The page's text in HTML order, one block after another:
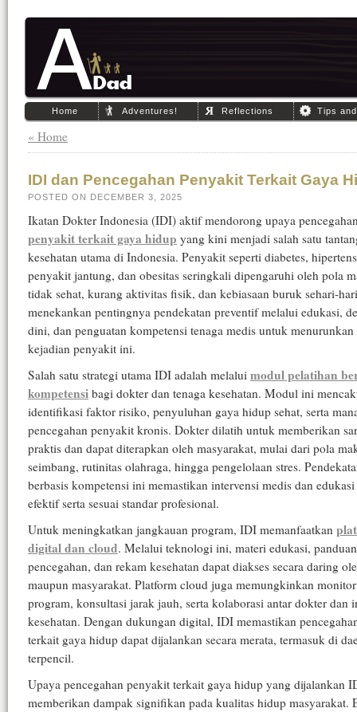
Home Adventures! Reflections Tips
« Home
IDI dan Pencegahan Penyakit Terkait Gaya
POSTED ON DECEMBER 3, 2025
Ikatan Dokter Indonesia (IDI) aktif mendorong upaya
penyakit terkait gaya hidup yang kini menjadi salah satu
kesehatan utama di Indonesia. Penyakit seperti diabetes,
penyakit jantung, dan obesitas seringkali dipengaruhi oleh pola
tidak sehat, kurang aktivitas fisik, dan kebiasaan buruk sehari-
menekankan pentingnya pendekatan preventif melalui edukasi,
dini, dan penguatan kompetensi tenaga medis untuk menurunkan
kejadian penyakit ini.
Salah satu strategi utama IDI adalah melalui modul pelatihan
kompetensi bagi dokter dan tenaga kesehatan. Modul ini
identifikasi faktor risiko, penyuluhan gaya hidup sehat, serta
pencegahan penyakit kronis. Dokter dilatih untuk memberikan
praktis dan dapat diterapkan oleh masyarakat, mulai dari pola
seimbang, rutinitas olahraga, hingga pengelolaan stres.
berbasis kompetensi ini memastikan intervensi medis dan
efektif serta sesuai standar profesional.
Untuk meningkatkan jangkauan program, IDI memanfaatkan
digital dan cloud. Melalui teknologi ini, materi edukasi, panduan
pencegahan, dan rekam kesehatan dapat diakses secara daring
maupun masyarakat. Platform cloud juga memungkinkan
program, konsultasi jarak jauh, serta kolaborasi antar dokter dan
kesehatan. Dengan dukungan digital, IDI memastikan
terkait gaya hidup dapat dijalankan secara merata, termasuk di
terpencil.
Upaya pencegahan penyakit terkait gaya hidup yang dijalankan
memberikan dampak signifikan pada kualitas hidup masyarakat.